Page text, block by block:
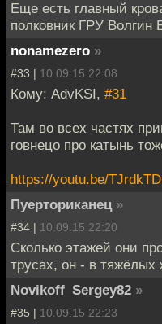
Еще есть главный
полковник ГРУ Волгин
nonamezero »
#33 | 10.09.15 22:08
Кому: AdvKSI, #31
Там во всех частях
говнецо про катынь
https://youtu.be/
Пуерториканец »
#34 | 10.09.15 22:20
Сколько этажей они
трусах, он - в тяжёлых
Novikoff_Sergey82 »
#35 | 10.09.15 22:23